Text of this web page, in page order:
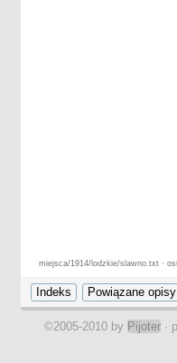
miejsca/1914/lodzkie/slawno.txt ·
©2005-2010 by Pijoter ·